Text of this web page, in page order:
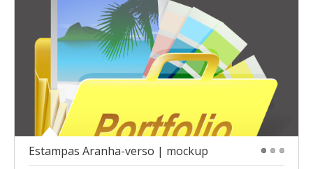
Estampas Aranha-verso | mockup